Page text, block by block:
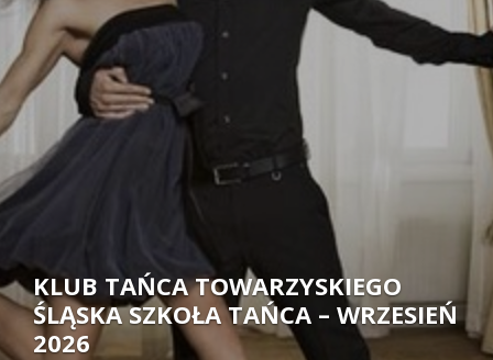
Autor:
KLUB TAŃCA TOWARZYSKIEGO
ŚLĄSKA SZKOŁA TAŃCA – WRZESIEŃ
2026